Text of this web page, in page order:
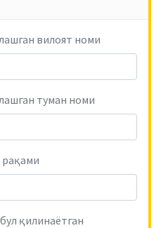
вилоят номи
туман номи
рақами
қилинаётган